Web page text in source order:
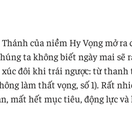
của niềm Hy Vọng mở
ta không biết ngày mai sẽ
đôi khi trái ngược: từ
làm thất vọng, số 1). Rất
mất hết mục tiêu, động lực